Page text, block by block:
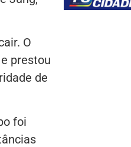
O
prestou
de
foi